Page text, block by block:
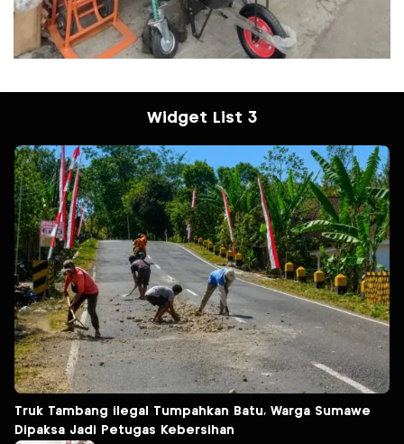
Widget List 3
Truk Tambang ilegal Tumpahkan Batu, Warga Sumawe
Dipaksa Jadi Petugas Kebersihan